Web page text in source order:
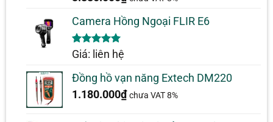
Camera Hồng Ngoại FLIR E6
5.00trên 5
1
đánh giá
Giá: liên hệ
Đồng hồ vạn năng Extech DM220
1.180.000₫ chưa VAT 8%